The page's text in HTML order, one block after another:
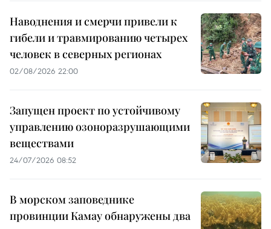
Наводнения и смерчи привели к
гибели и травмированию четырех
человек в северных регионах
02/08/2026 22:00
Запущен проект по устойчивому
управлению озоноразрушающими
веществами
24/07/2026 08:52
В морском заповеднике
провинции Камау обнаружены два